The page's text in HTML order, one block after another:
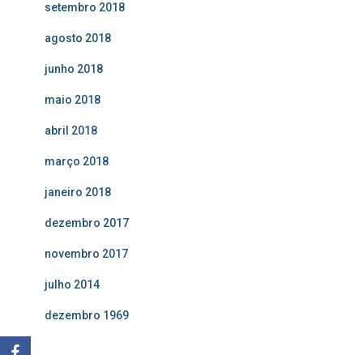
setembro 2018
agosto 2018
junho 2018
maio 2018
abril 2018
março 2018
janeiro 2018
dezembro 2017
novembro 2017
julho 2014
dezembro 1969